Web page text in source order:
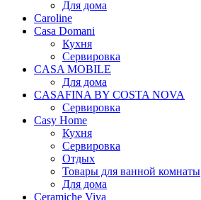
Для дома
Caroline
Casa Domani
Кухня
Сервировка
CASA MOBILE
Для дома
CASAFINA BY COSTA NOVA
Сервировка
Casy Home
Кухня
Сервировка
Отдых
Товары для ванной комнаты
Для дома
Ceramiche Viva